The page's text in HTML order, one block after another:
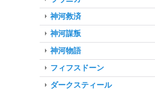
神河救済
神河謀叛
神河物語
フィフスドーン
ダークスティール